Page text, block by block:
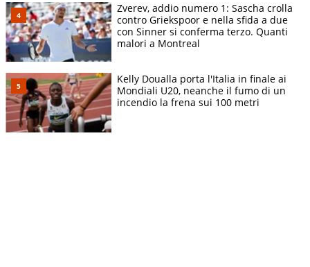
Zverev, addio numero 1: Sascha crolla
contro Griekspoor e nella sfida a due
con Sinner si conferma terzo. Quanti
malori a Montreal
Kelly Doualla porta l'Italia in finale ai
Mondiali U20, neanche il fumo di un
incendio la frena sui 100 metri